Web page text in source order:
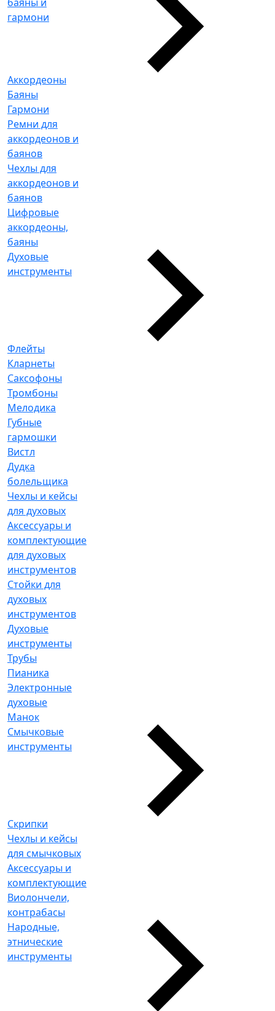
гармони
Аккордеоны
Баяны
Гармони
Ремни для
аккордеонов и
баянов
Чехлы для
аккордеонов и
баянов
Цифровые
аккордеоны,
баяны
Духовые
инструменты
Флейты
Кларнеты
Саксофоны
Тромбоны
Мелодика
Губные
гармошки
Вистл
Дудка
болельщика
Чехлы и кейсы
для духовых
Аксессуары и
комплектующие
для духовых
инструментов
Стойки для
духовых
инструментов
Духовые
инструменты
Трубы
Пианика
Электронные
духовые
Манок
Смычковые
инструменты
Скрипки
Чехлы и кейсы
для смычковых
Аксессуары и
комплектующие
Виолончели,
контрабасы
Народные,
этнические
инструменты